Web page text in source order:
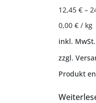
12,45 € –
0,00 € / kg
inkl. MwSt.
zzgl.
Produkt